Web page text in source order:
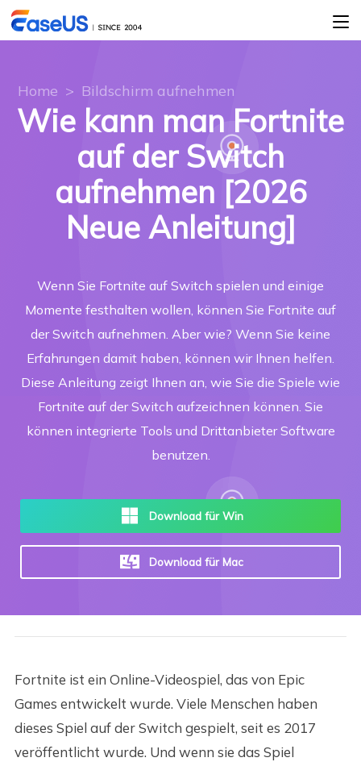
Home > Bildschirm aufnehmen
Wie kann man Fortnite
auf der Switch
aufnehmen [2026
Neue Anleitung]
Wenn Sie Fortnite auf Switch spielen und einige
Momente festhalten wollen, können Sie Fortnite auf
der Switch aufnehmen. Aber wie? Wenn Sie keine
Erfahrungen damit haben, können wir Ihnen helfen.
Diese Anleitung zeigt Ihnen an, wie Sie die Spiele wie
Fortnite auf der Switch aufzeichnen können. Sie
können integrierte Tools und Drittanbieter Software
benutzen.
Download für Win
Download für Mac
Fortnite ist ein Online-Videospiel, das von Epic
Games entwickelt wurde. Viele Menschen haben
dieses Spiel auf der Switch gespielt, seit es 2017
veröffentlicht wurde. Und wenn sie das Spiel